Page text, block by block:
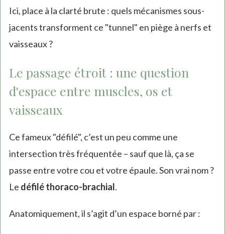
Ici, place à la clarté brute : quels mécanismes sous-
jacents transforment ce "tunnel" en piège à nerfs et
vaisseaux ?
Le passage étroit : une question
d'espace entre muscles, os et
vaisseaux
Ce fameux "défilé", c’est un peu comme une
intersection très fréquentée – sauf que là, ça se
passe entre votre cou et votre épaule. Son vrai nom ?
Le défilé thoraco-brachial.
Anatomiquement, il s’agit d’un espace borné par :